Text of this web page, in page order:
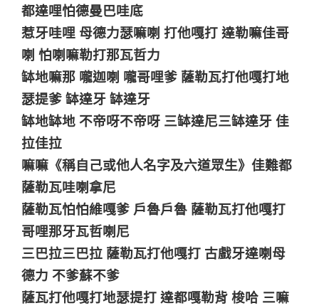
都達哩怕德曼巴哇底
惹牙哇哩 母德力瑟嘛喇 打他嘎打 達勒嘛佳哥
喇 怕喇嘛勒打那瓦哲力
缽地嘛那 嚨迦喇 嚨哥哩爹 薩勒瓦打他嘎打地
瑟提爹 缽達牙 缽達牙
缽地缽地 不帝呀不帝呀 三缽達尼三缽達牙 佳
拉佳拉
嘛嘛《稱自己或他人名字及六道眾生》佳難都
薩勒瓦哇喇拿尼
薩勒瓦怕怕維嘎爹 戶魯戶魯 薩勒瓦打他嘎打
哥哩那牙瓦哲喇尼
三巴拉三巴拉 薩勒瓦打他嘎打 古戲牙達喇母
德力 不爹蘇不爹
薩瓦打他嘎打地瑟提打 達都嘎勒背 梭哈 三嘛